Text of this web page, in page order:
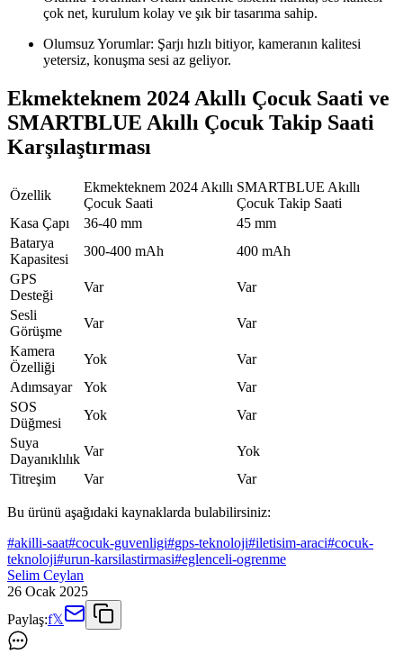
çok net, kurulum kolay ve şık bir tasarıma sahip.
Olumsuz Yorumlar: Şarjı hızlı bitiyor, kameranın kalitesi
yetersiz, konuşma sesi az geliyor.
Ekmekteknem 2024 Akıllı Çocuk Saati ve
SMARTBLUE Akıllı Çocuk Takip Saati
Karşılaştırması
Özellik
Ekmekteknem 2024 Akıllı
Çocuk Saati
SMARTBLUE Akıllı
Çocuk Takip Saati
Kasa Çapı
36-40 mm
45 mm
Batarya
Kapasitesi
300-400 mAh
400 mAh
GPS
Desteği
Var
Var
Sesli
Görüşme
Var
Var
Kamera
Özelliği
Yok
Var
Adımsayar
Yok
Var
SOS
Düğmesi
Yok
Var
Suya
Dayanıklılık
Var
Yok
Titreşim
Var Var
Bu ürünü aşağıdaki kaynaklarda bulabilirsiniz:
#akilli-saat#cocuk-guvenligi#gps-teknoloji#iletisim-araci#cocuk-
teknoloji#urun-karsilastirmasi#eglenceli-ogrenme
Selim Ceylan
26 Ocak 2025
Paylaş:f𝕏